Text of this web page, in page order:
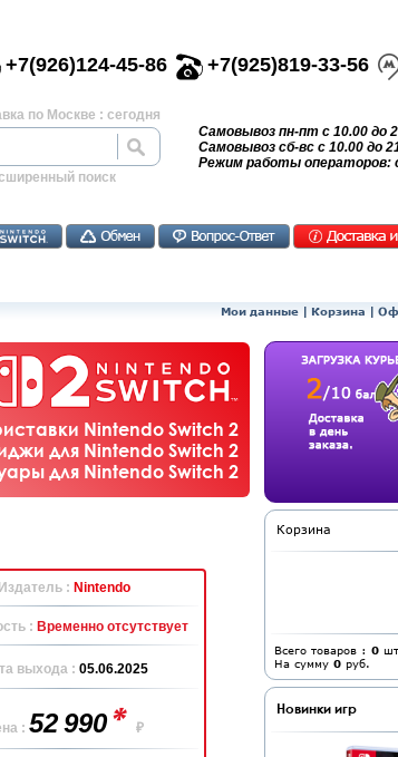
+7(926)124-45-86 +7(925)819-33-56
по Москве : сегодня
поиск
Самовывоз пн-пт с 10.00 до
Самовывоз сб-вс с 10.00 до
Режим работы операторов:
Мои данные | Корзина |
Nintendo Switch 2
для Nintendo Switch 2
для Nintendo Switch 2
Издатель : Nintendo
: Временно отсутствует
выхода : 05.06.2025
: 52 990* ₽
Корзина
Всего товаров : 0
На сумму 0 руб.
Новинки игр